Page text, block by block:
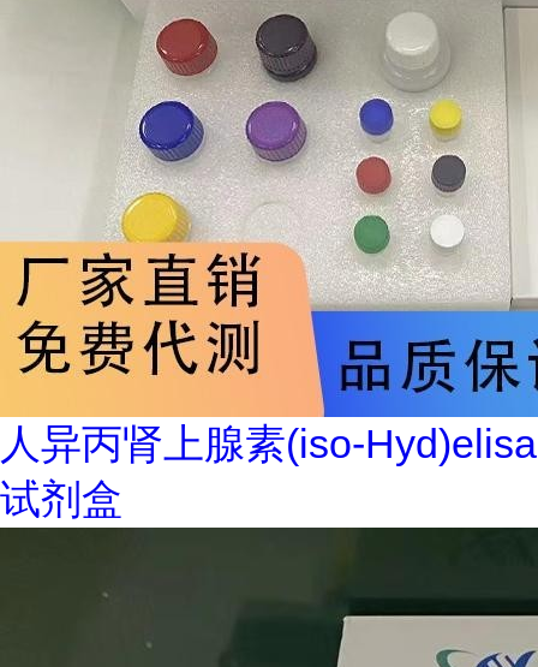
人异丙肾上腺素(iso-Hyd)elisa
试剂盒